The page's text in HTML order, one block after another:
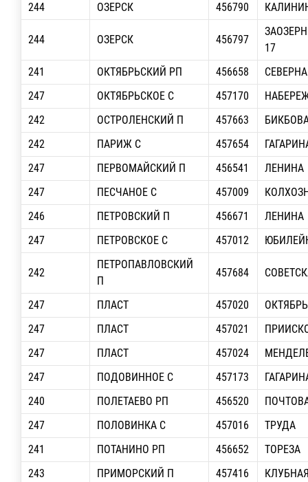
244
ОЗЕРСК 456790
244 ОЗЕРСК 456797
17
241
ОКТЯБРЬСКИЙ РП 456658
247
ОКТЯБРЬСКОЕ С 457170
242
ОСТРОЛЕНСКИЙ П 457663
242
ПАРИЖ С 457654
247
ПЕРВОМАЙСКИЙ П 456541
ЛЕНИНА
247
ПЕСЧАНОЕ С 457009
246
ПЕТРОВСКИЙ П 456671
ЛЕНИНА
247
ПЕТРОВСКОЕ С 457012
242
ПЕТРОПАВЛОВСКИЙ
П
457684
247 ПЛАСТ 457020
247
ПЛАСТ 457021
247
ПЛАСТ 457024
247
ПОДОВИННОЕ С 457173
240
ПОЛЕТАЕВО РП 456520
247
ПОЛОВИНКА С 457016
ТРУДА
241
ПОТАНИНО РП 456652
ТОРЕЗА
243
ПРИМОРСКИЙ П 457416